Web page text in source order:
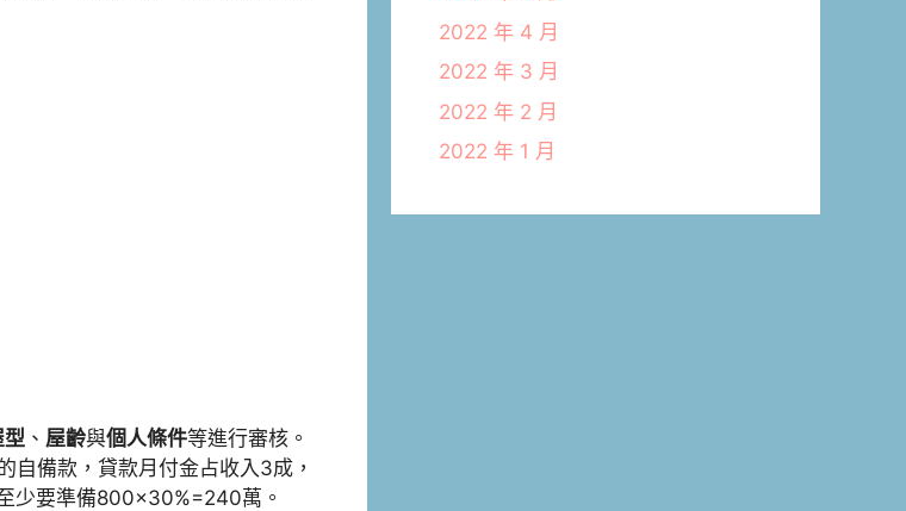
型 、 屋齡與個人條件等進行審核。
自備款，貸款月付金占收入3成，
少要準備800×30%=240萬。
2022 年 4 月
2022 年 3 月
2022 年 2 月
2022 年 1 月